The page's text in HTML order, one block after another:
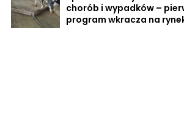
chorób i wypadków –
program wkracza na